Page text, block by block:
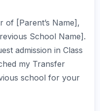
of [Parent’s Name],
School Name].
admission in Class
my Transfer
school for your